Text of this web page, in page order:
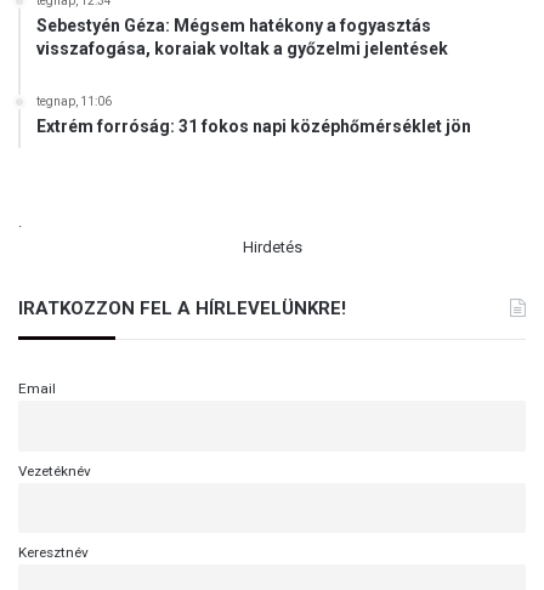
Sebestyén Géza: Mégsem hatékony a fogyasztás
visszafogása, koraiak voltak a győzelmi jelentések
tegnap, 11:06
Extrém forróság: 31 fokos napi középhőmérséklet jön
.
Hirdetés
IRATKOZZON FEL A HÍRLEVELÜNKRE!
Email
Vezetéknév
Keresztnév